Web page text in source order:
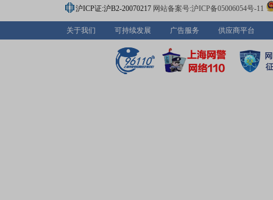
沪ICP证:沪B2-20070217 网站备案号:沪ICP备05006054号-11
关于我们 可持续发展 广告服务 供应商平台